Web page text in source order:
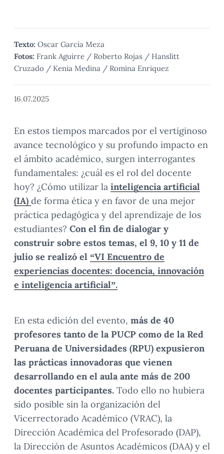
Texto: Oscar García Meza
Fotos: Frank Aguirre / Roberto Rojas / Hanslitt
Cruzado / Kenia Medina / Romina Enriquez
16.07.2025
En estos tiempos marcados por el vertiginoso
avance tecnológico y su profundo impacto en
el ámbito académico, surgen interrogantes
fundamentales: ¿cuál es el rol del docente
hoy? ¿Cómo utilizar la inteligencia artificial
(IA) de forma ética y en favor de una mejor
práctica pedagógica y del aprendizaje de los
estudiantes? Con el fin de dialogar y
construir sobre estos temas, el 9, 10 y 11 de
julio se realizó el “VI Encuentro de
experiencias docentes: docencia, innovación
e inteligencia artificial”.
En esta edición del evento, más de 40
profesores tanto de la PUCP como de la Red
Peruana de Universidades (RPU) expusieron
las prácticas innovadoras que vienen
desarrollando en el aula ante más de 200
docentes participantes. Todo ello no hubiera
sido posible sin la organización del
Vicerrectorado Académico (VRAC), la
Dirección Académica del Profesorado (DAP),
la Dirección de Asuntos Académicos (DAA) y el